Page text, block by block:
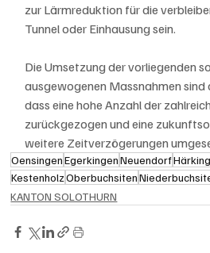
zur Lärmreduktion für die
Tunnel oder Einhausung sein.
Die Umsetzung der vorliegenden
ausgewogenen Massnahmen sind
dass eine hohe Anzahl der
zurückgezogen und eine
weitere Zeitverzögerungen
Oensingen Egerkingen Neuendorf
Kestenholz Oberbuchsiten
KANTON SOLOTHURN